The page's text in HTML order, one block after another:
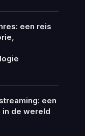
een reis
een
in de wereld